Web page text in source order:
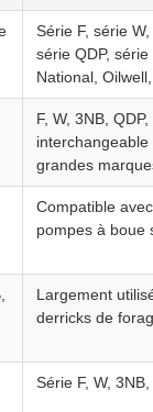
Série F, série
série QDP, série
National,
F, W, 3NB,
interchangeable
grandes
Compatible
pompes à boue
Largement
derricks de
Série F, W,